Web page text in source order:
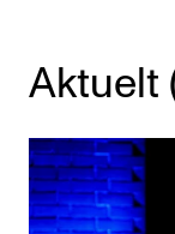
Gjennomføre
Plakat,
Offentlige
Interne
Aktuelt